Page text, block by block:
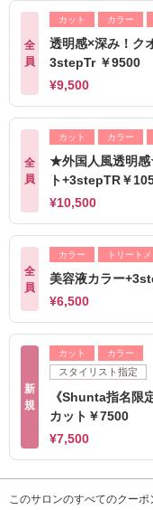
全
員
カット カラー
透明感×深み！ク
3stepTr ￥9500
¥9,500
全
員
カット カラー
★外国人風透明
ト+3stepTR￥
¥10,500
全
員
カラー トリート
美容液カラー
¥6,500
新
規
カット カラー
スタイリスト指定
《Shunta指名限
カット￥7500
¥7,500
このサロンのすべてのクーポ